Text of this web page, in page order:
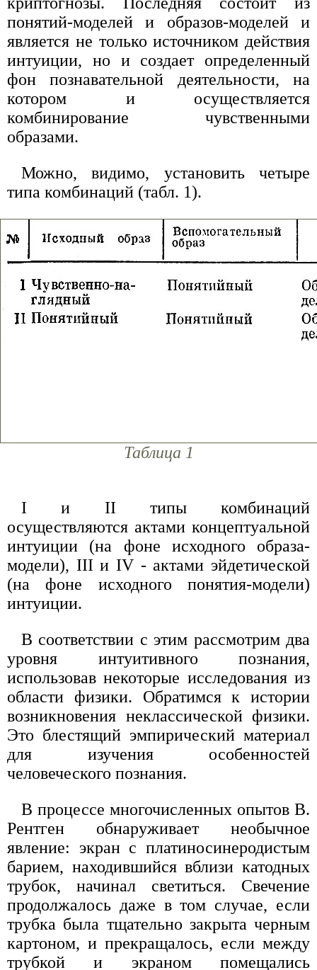
понятий-моделей и образов-моделей и
является не только источником действия
интуиции, но и создает определенный
фон познавательной деятельности, на
котором и осуществляется
комбинирование чувственными
образами.
Можно, видимо, установить четыре
типа комбинаций (табл. 1).
Таблица 1
I и II типы комбинаций
осуществляются актами концептуальной
интуиции (на фоне исходного образа-
модели), III и IV - актами эйдетической
(на фоне исходного понятия-модели)
интуиции.
В соответствии с этим рассмотрим два
уровня интуитивного познания,
использовав некоторые исследования из
области физики. Обратимся к истории
возникновения неклассической физики.
Это блестящий эмпирический материал
для изучения особенностей
человеческого познания.
В процессе многочисленных опытов В.
Рентген обнаруживает необычное
явление: экран с платиносинеродистым
барием, находившийся вблизи катодных
трубок, начинал светиться. Свечение
продолжалось даже в том случае, если
трубка была тщательно закрыта черным
картоном, и прекращалось, если между
трубкой и экраном помещались